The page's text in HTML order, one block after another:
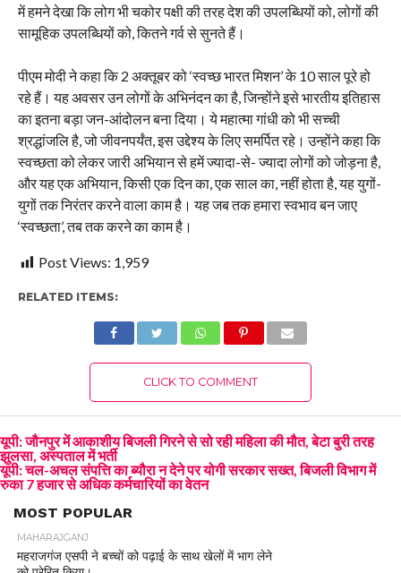
में हमने देखा कि लोग भी चकोर पक्षी की तरह देश की उपलब्धियों को, लोगों की
सामूहिक उपलब्धियों को, कितने गर्व से सुनते हैं।
पीएम मोदी ने कहा कि 2 अक्तूबर को ‘स्वच्छ भारत मिशन’ के 10 साल पूरे हो
रहे हैं। यह अवसर उन लोगों के अभिनंदन का है, जिन्होंने इसे भारतीय इतिहास
का इतना बड़ा जन-आंदोलन बना दिया। ये महात्मा गांधी को भी सच्ची
श्रद्धांजलि है, जो जीवनपर्यंत, इस उद्देश्य के लिए समर्पित रहे। उन्होंने कहा कि
स्वच्छता को लेकर जारी अभियान से हमें ज्यादा-से- ज्यादा लोगों को जोड़ना है,
और यह एक अभियान, किसी एक दिन का, एक साल का, नहीं होता है, यह युगों-
युगों तक निरंतर करने वाला काम है। यह जब तक हमारा स्वभाव बन जाए
‘स्वच्छता’, तब तक करने का काम है।
Post Views: 1,959
RELATED ITEMS:
CLICK TO COMMENT
यूपी: जौनपुर में आकाशीय बिजली गिरने से सो रही महिला की मौत, बेटा बुरी तरह
झुलसा, अस्पताल में भर्ती
यूपी: चल-अचल संपत्ति का ब्यौरा न देने पर योगी सरकार सख्त, बिजली विभाग में
रुका 7 हजार से अधिक कर्मचारियों का वेतन
MOST POPULAR
MAHARAJGANJ
महराजगंज एसपी ने बच्चों को पढ़ाई के साथ खेलों में भाग लेने